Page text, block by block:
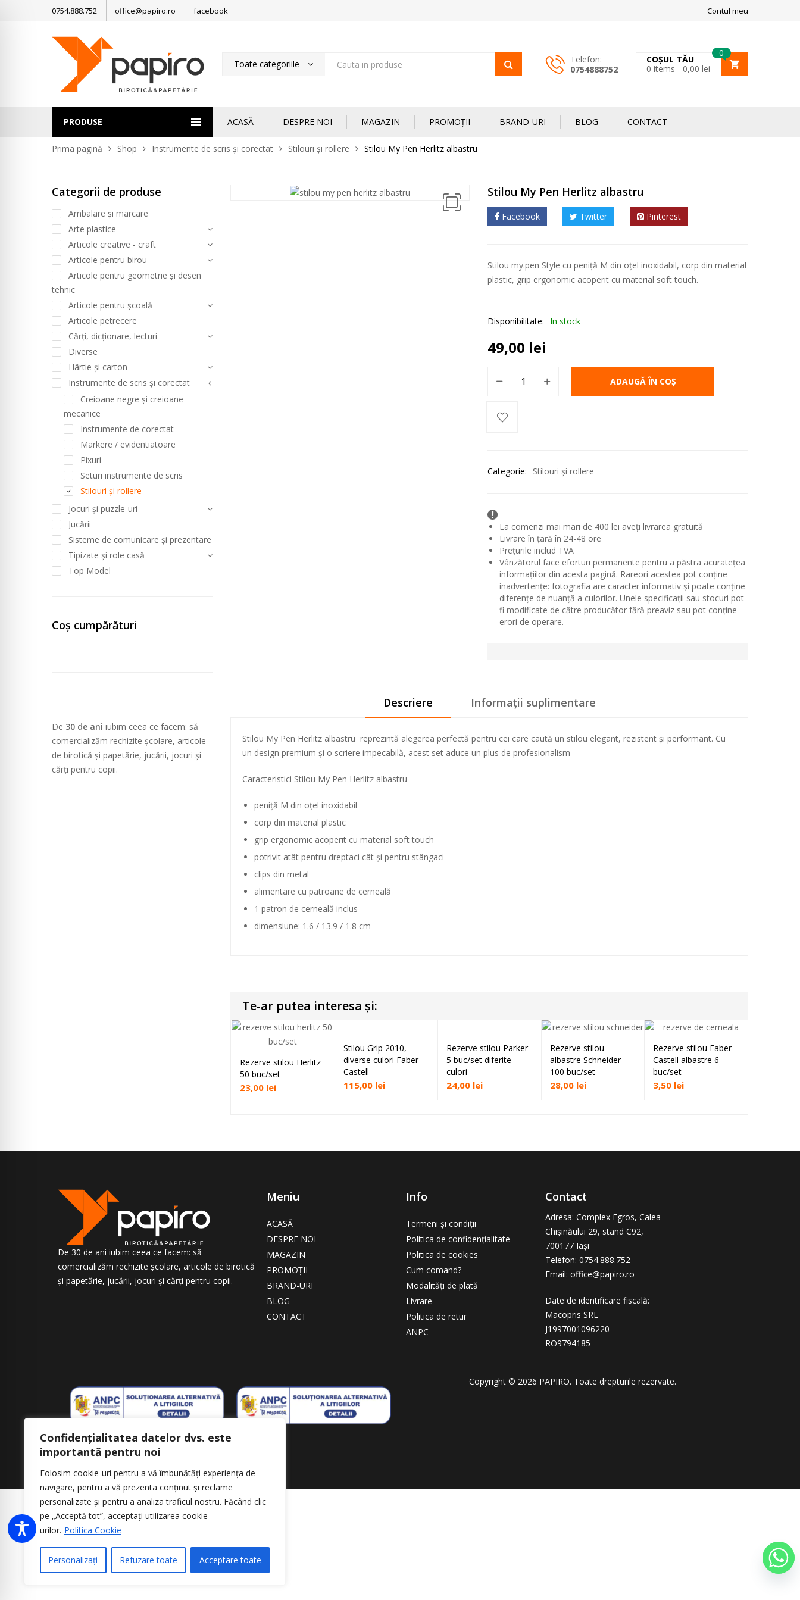
Confidențialitatea datelor dvs. este
importantă pentru noi
Folosim cookie-uri pentru a vă îmbunătăți experiența de
navigare, pentru a vă prezenta conținut și reclame
personalizate și pentru a analiza traficul nostru. Făcând clic
pe „Acceptă tot”, acceptați utilizarea cookie-
urilor. Politica Cookie
Personalizați Refuzare toate Acceptare toate
0754.888.752 office@papiro.ro facebook Contul meu
Toate categoriile
Telefon:
0754888752
0
COȘUL TĂU
0 items - 0,00 lei
PRODUSE ACASĂ DESPRE NOI MAGAZIN PROMOȚII BRAND-URI BLOG CONTACT
Prima pagină Shop Instrumente de scris și corectat Stilouri și rollere Stilou My Pen Herlitz albastru
Stilou My Pen Herlitz albastru
Facebook Twitter Pinterest
Stilou my.pen Style cu peniță M din oțel inoxidabil, corp din material
plastic, grip ergonomic acoperit cu material soft touch.
Disponibilitate: In stock
49,00 lei
ADAUGĂ ÎN COȘ
Categorie: Stilouri și rollere
La comenzi mai mari de 400 lei aveți livrarea gratuită
Livrare în țară în 24-48 ore
Prețurile includ TVA
Vânzătorul face eforturi permanente pentru a păstra acuratețea
informațiilor din acesta pagină. Rareori acestea pot conține
inadvertențe: fotografia are caracter informativ și poate conține
diferențe de nuanță a culorilor. Unele specificații sau stocuri pot
fi modificate de către producător fără preaviz sau pot conține
erori de operare.
Descriere Informații suplimentare
Stilou My Pen Herlitz albastru reprezintă alegerea perfectă pentru cei care caută un stilou elegant, rezistent și performant. Cu
un design premium și o scriere impecabilă, acest set aduce un plus de profesionalism
Caracteristici Stilou My Pen Herlitz albastru
peniță M din oțel inoxidabil
corp din material plastic
grip ergonomic acoperit cu material soft touch
potrivit atât pentru dreptaci cât și pentru stângaci
clips din metal
alimentare cu patroane de cerneală
1 patron de cerneală inclus
dimensiune: 1.6 / 13.9 / 1.8 cm
Te-ar putea interesa și:
Adaugă în coș
Rezerve stilou Herlitz
50 buc/set
23,00 lei
Selectează opțiunile
Stilou Grip 2010,
diverse culori Faber
Castell
115,00 lei
Selectează opțiunile
Rezerve stilou Parker
5 buc/set diferite
culori
24,00 lei
Adaugă în coș
Rezerve stilou
albastre Schneider
100 buc/set
28,00 lei
Adaugă în coș
Rezerve stilou Faber
Castell albastre 6
buc/set
3,50 lei
Categorii de produse
Ambalare și marcare
Arte plastice
Articole creative - craft
Articole pentru birou
Articole pentru geometrie și desen
tehnic
Articole pentru școală
Articole petrecere
Cărți, dicționare, lecturi
Diverse
Hârtie și carton
Instrumente de scris și corectat
Creioane negre și creioane
mecanice
Instrumente de corectat
Markere / evidentiatoare
Pixuri
Seturi instrumente de scris
Stilouri și rollere
Jocuri și puzzle-uri
Jucării
Sisteme de comunicare și prezentare
Tipizate și role casă
Top Model
Coș cumpărături
De 30 de ani iubim ceea ce facem: să
comercializăm rechizite școlare, articole
de birotică și papetărie, jucării, jocuri și
cărți pentru copii.
De 30 de ani iubim ceea ce facem: să
comercializăm rechizite școlare, articole de birotică
și papetărie, jucării, jocuri și cărți pentru copii.
Meniu
ACASĂ
DESPRE NOI
MAGAZIN
PROMOȚII
BRAND-URI
BLOG
CONTACT
Info
Termeni și condiții
Politica de confidențialitate
Politica de cookies
Cum comand?
Modalități de plată
Livrare
Politica de retur
ANPC
Contact
Adresa: Complex Egros, Calea
Chișinăului 29, stand C92,
700177 Iași
Telefon: 0754.888.752
Email: office@papiro.ro
Date de identificare fiscală:
Macopris SRL
J1997001096220
RO9794185
Copyright © 2026 PAPIRO. Toate drepturile rezervate.